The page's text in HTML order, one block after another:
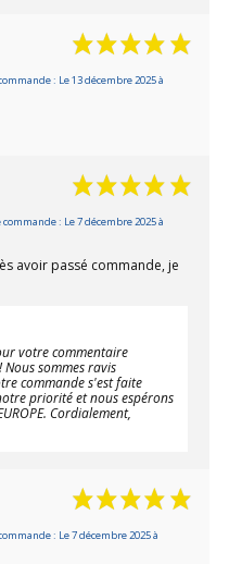
: Le 13 décembre 2025 à
: Le 7 décembre 2025 à
avoir passé commande, je
votre commentaire
sommes ravis
commande s'est faite
priorité et nous espérons
Cordialement,
: Le 7 décembre 2025 à